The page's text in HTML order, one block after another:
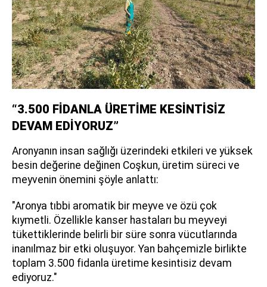
“3.500 FİDANLA ÜRETİME KESİNTİSİZ
DEVAM EDİYORUZ”
Aronyanın insan sağlığı üzerindeki etkileri ve yüksek
besin değerine değinen Coşkun, üretim süreci ve
meyvenin önemini şöyle anlattı:
"Aronya tıbbi aromatik bir meyve ve özü çok
kıymetli. Özellikle kanser hastaları bu meyveyi
tükettiklerinde belirli bir süre sonra vücutlarında
inanılmaz bir etki oluşuyor. Yan bahçemizle birlikte
toplam 3.500 fidanla üretime kesintisiz devam
ediyoruz."